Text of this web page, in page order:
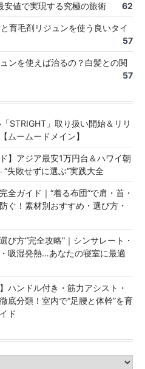
安値で実現する究極の旅術
62
育毛剤リジュンを使う良いタイ
57
ンを使えば治るの？白髪との関
57
STRIGHT」取り扱い開始＆リリ
ムームードメイン】
】アジア最安1万円台＆ハワイ朝
失敗せずに選ぶ”実践大全
全ガイド｜“着る布団”で肩・首・
ぐ！素材別おすすめ・選び方・
び方“完全攻略”｜シンサレート・
吸湿発熱…あなたの寝室に最適
ハンドル付き・筋力アシスト・
底分類！室内で“足腰と体幹”を育
ド